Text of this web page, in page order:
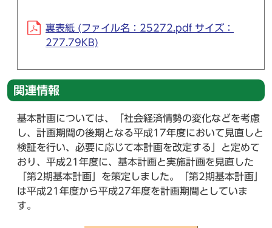
裏表紙 (ファイル名：25272.pdf サイズ：
277.79KB)
関連情報
基本計画については、「社会経済情勢の変化などを考慮
し、計画期間の後期となる平成17年度において見直しと
検証を行い、必要に応じて本計画を改定する」と定めて
おり、平成21年度に、基本計画と実施計画を見直した
「第2期基本計画」を策定しました。「第2期基本計画」
は平成21年度から平成27年度を計画期間としていま
す。